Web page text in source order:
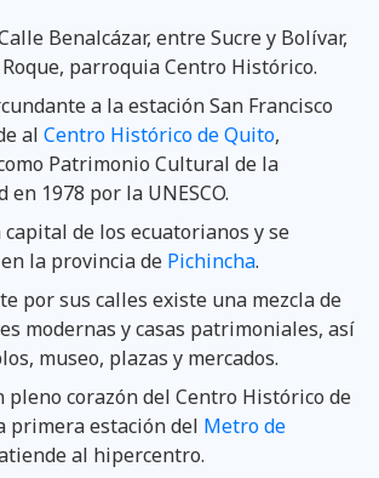
Benalcázar, entre Sucre y Bolívar,
parroquia Centro Histórico.
a la estación San Francisco
al Centro Histórico de Quito,
Patrimonio Cultural de la
en 1978 por la UNESCO.
capital de los ecuatorianos y se
la provincia de Pichincha.
por sus calles existe una mezcla de
modernas y casas patrimoniales, así
museo, plazas y mercados.
pleno corazón del Centro Histórico de
primera estación del Metro de
al hipercentro.